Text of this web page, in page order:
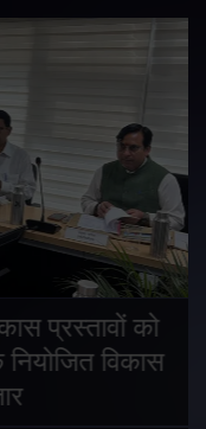
प्रस्तावों को
विकास